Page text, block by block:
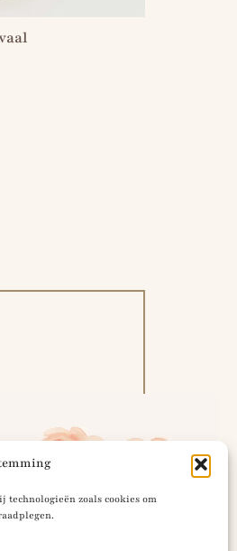
zoals cookies om